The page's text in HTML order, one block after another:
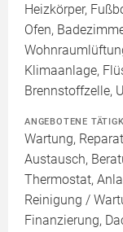
Heizkörper,
Ofen,
Klimaanlage,
Brennstoffzelle,
ANGEBOTENE
Wartung,
Austausch,
Thermostat,
Reinigung /
Finanzierung,